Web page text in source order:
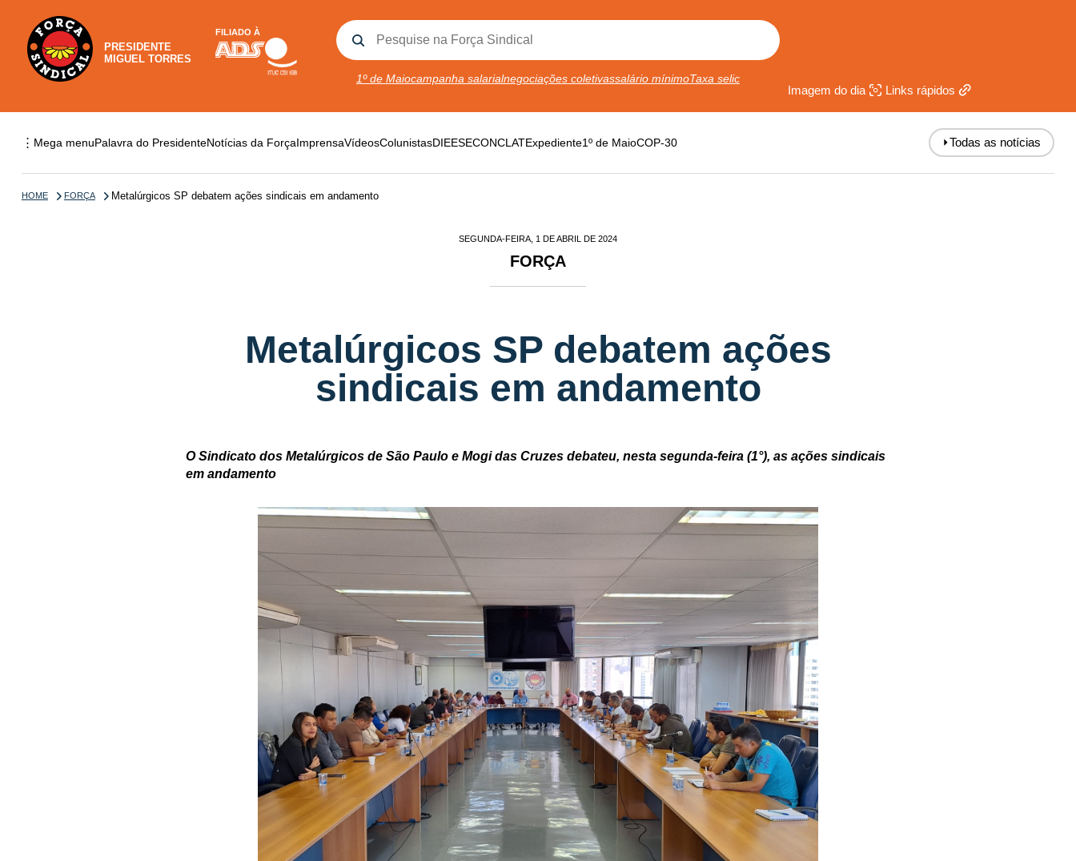
PRESIDENTE
MIGUEL TORRES
FILIADO À
1º de Maiocampanha salarialnegociações coletivassalário mínimoTaxa selic
Imagem do dia Links rápidos
⋮ Mega menuPalavra do PresidenteNotícias da ForçaImprensaVídeosColunistasDIEESECONCLATExpediente1º de MaioCOP-30 ⏵Todas as notícias
HOME FORÇA Metalúrgicos SP debatem ações sindicais em andamento
SEGUNDA-FEIRA, 1 DE ABRIL DE 2024
FORÇA
Metalúrgicos SP debatem ações
sindicais em andamento
O Sindicato dos Metalúrgicos de São Paulo e Mogi das Cruzes debateu, nesta segunda-feira (1°), as ações sindicais
em andamento